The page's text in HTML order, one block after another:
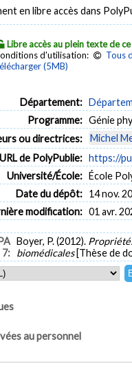
en libre accès dans
Libre accès au plein texte de
d'utilisation:
Tous
(5MB)
Département:
Programme: Génie
ou directrices:
Michel
URL de PolyPublie: https://
Université/École: École
Date du dépôt: 14 nov.
modification: 01 avr.
7:
Boyer, P. (2012).
biomédicales [Thèse de
au personnel